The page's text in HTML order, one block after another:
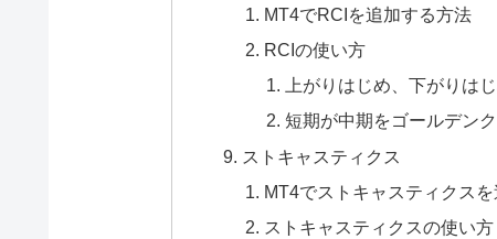
MT4でRCIを追加する方法
RCIの使い方
上がりはじめ、下がりは
短期が中期をゴールデン
ストキャスティクス
MT4でストキャスティクス
ストキャスティクスの使い方